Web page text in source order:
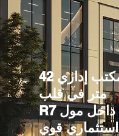
مكتب إداري 42
متر في قلب
R7 داخل مول
استثماري قوي